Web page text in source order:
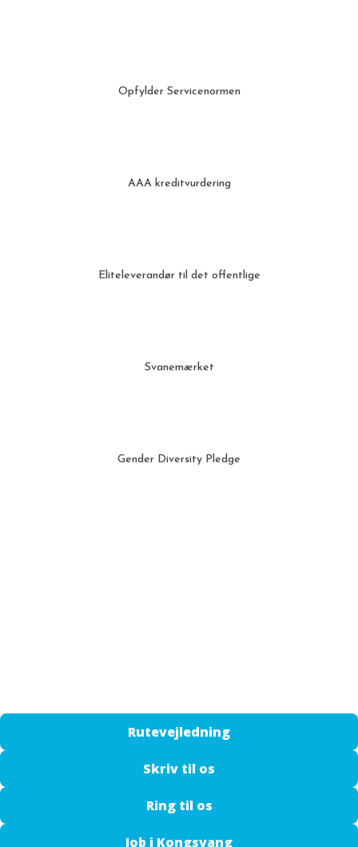
Opfylder Servicenormen
AAA kreditvurdering
Eliteleverandør til det offentlige
Svanemærket
Gender Diversity Pledge
Rutevejledning
Skriv til os
Ring til os
Job i Kongsvang